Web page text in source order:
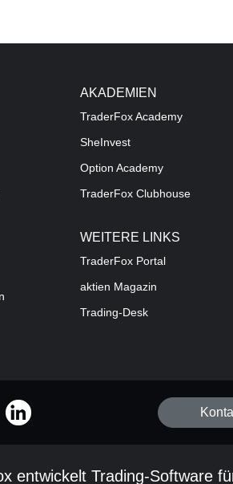
AKADEMIEN
TraderFox Academy
SheInvest
Option Academy
TraderFox Clubhouse
WEITERE LINKS
TraderFox Portal
aktien Magazin
Trading-Desk
entwickelt Trading-Software